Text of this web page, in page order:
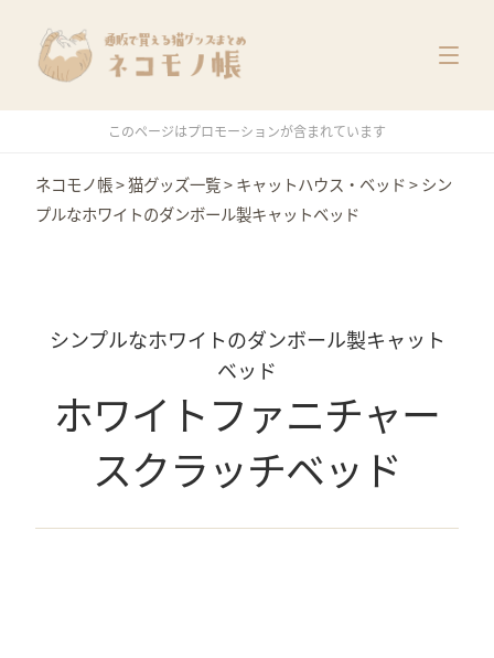
猫グッズ一覧
メーカー別
価格別
このページはプロモーションが含まれています
ネコモノ帳>猫グッズ一覧>キャットハウス・ベッド>シン
プルなホワイトのダンボール製キャットベッド
シンプルなホワイトのダンボール製キャット
ベッド
ホワイトファニチャー
スクラッチベッド